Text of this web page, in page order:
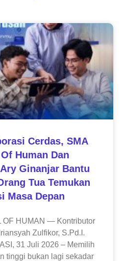
Cerdas, SMA
Human Dan
Ginanjar Bantu
Tua Temukan
Masa Depan
OF HUMAN — Kontributor
Zulfikor, S.Pd.I.
31 Juli 2026 – Memilih
tinggi bukan lagi sekadar